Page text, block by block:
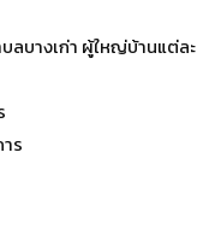
ลบางเก่า ผู้ใหญ่บ้านแต่ละ
ร